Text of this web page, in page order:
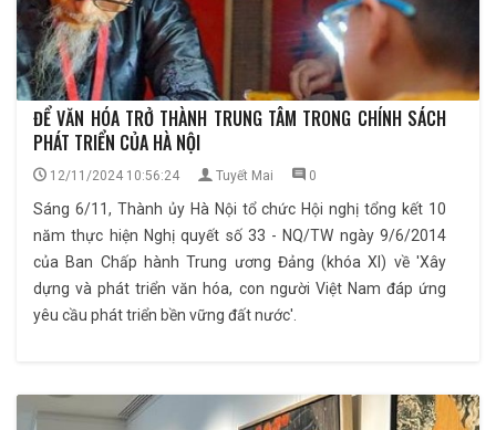
ĐỂ VĂN HÓA TRỞ THÀNH TRUNG TÂM TRONG CHÍNH SÁCH
PHÁT TRIỂN CỦA HÀ NỘI
12/11/2024 10:56:24 Tuyết Mai 0
Sáng 6/11, Thành ủy Hà Nội tổ chức Hội nghị tổng kết 10
năm thực hiện Nghị quyết số 33 - NQ/TW ngày 9/6/2014
của Ban Chấp hành Trung ương Đảng (khóa XI) về 'Xây
dựng và phát triển văn hóa, con người Việt Nam đáp ứng
yêu cầu phát triển bền vững đất nước'.